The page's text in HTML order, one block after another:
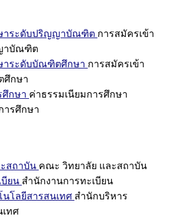
าระดับปริญญาบัณฑิต การสมัครเข้า
าบัณฑิต
าระดับบัณฑิตศึกษา การสมัครเข้า
ศึกษา
ศึกษา ค่าธรรมเนียมการศึกษา
ารศึกษา
สถาบัน คณะ วิทยาลัย และสถาบัน
บียน สำนักงานการทะเบียน
โลยีสารสนเทศ สำนักบริหาร
ทศ